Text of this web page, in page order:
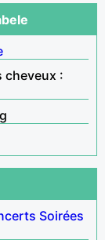
cheveux :
Soirées